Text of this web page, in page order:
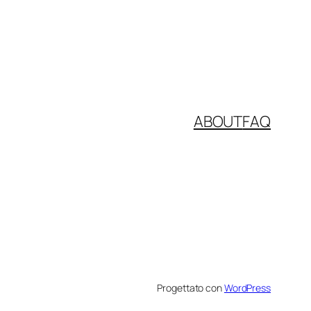
ABOUTFAQ
Progettato conWordPress